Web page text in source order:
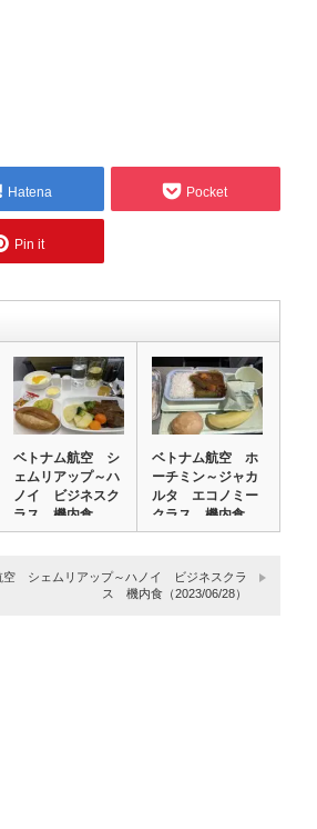
Hatena Pocket
Pin it
ベトナム航空 シ
ェムリアップ～ハ
ノイ ビジネスク
ラス 機内食
（2…
ベトナム航空 ホ
ーチミン～ジャカ
ルタ エコノミー
クラス 機内食
（…
空 シェムリアップ～ハノイ ビジネスクラ
ス 機内食（2023/06/28）